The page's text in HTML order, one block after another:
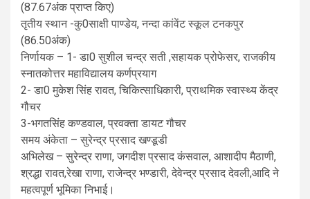
(87.67अंक प्राप्त किए)
तृतीय स्थान -कु0साक्षी पाण्डेय, नन्दा कांवेंट स्कूल टनकपुर
(86.50अंक)
निर्णायक – 1- डा0 सुशील चन्द्र सती ,सहायक प्रोफेसर, राजकीय
स्नातकोत्तर महाविद्यालय कर्णप्रयाग
2- डा0 मुकेश सिंह रावत, चिकित्साधिकारी, प्राथमिक स्वास्थ्य केंद्र
गौचर
3-भगतसिंह कण्डवाल, प्रवक्ता डायट गौचर
समय अंकेता – सुरेन्द्र प्रसाद खण्डूडी
अभिलेख – सुरेन्द्र राणा, जगदीश प्रसाद कंसवाल, आशादीप मैठाणी,
श्रद्धा रावत,रेखा राणा, राजेन्द्र भण्डारी, देवेन्द्र प्रसाद देवली,आदि ने
महत्वपूर्ण भूमिका निभाई।